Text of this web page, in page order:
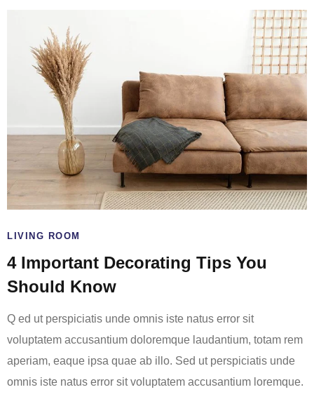
LIVING ROOM
4 Important Decorating Tips You
Should Know
Q ed ut perspiciatis unde omnis iste natus error sit
voluptatem accusantium doloremque laudantium, totam rem
aperiam, eaque ipsa quae ab illo. Sed ut perspiciatis unde
omnis iste natus error sit voluptatem accusantium loremque.